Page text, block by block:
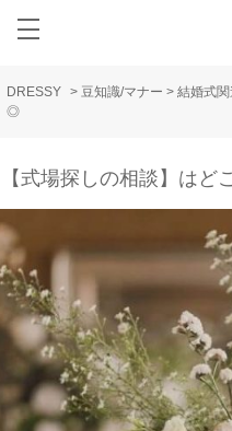
DRESSY > 豆知識/マナー > 結婚式関
◎
【式場探しの相談】は